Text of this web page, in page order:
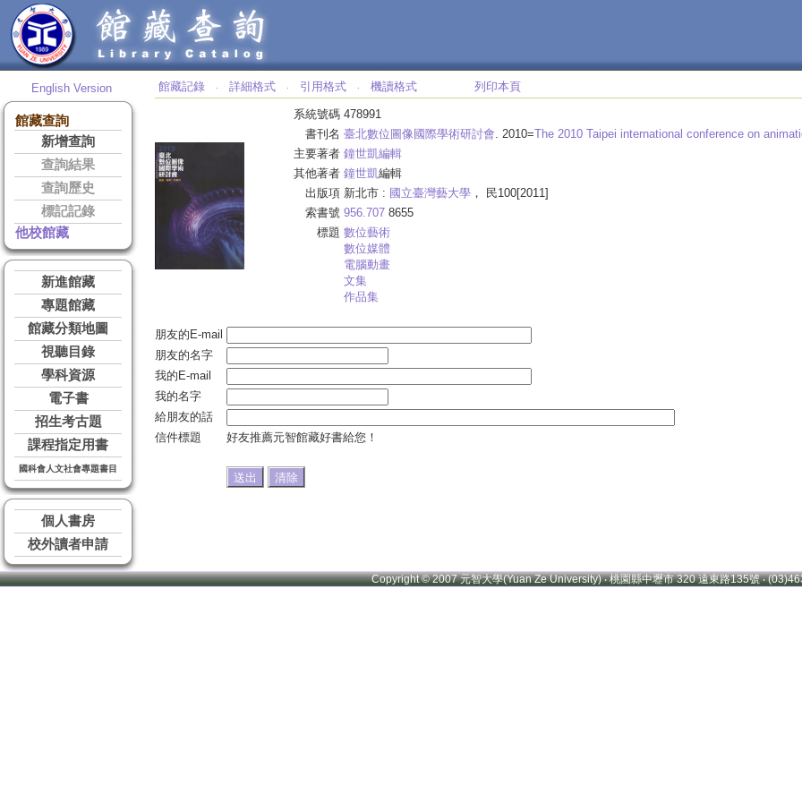
English Version
館藏查詢
新增查詢
查詢結果
查詢歷史
標記記錄
他校館藏
新進館藏
專題館藏
館藏分類地圖
視聽目錄
學科資源
電子書
招生考古題
課程指定用書
國科會人文社會專題書目
個人書房
校外讀者申請
館藏記錄 ‧ 詳細格式 ‧ 引用格式 ‧ 機讀格式 列印本頁
系統號碼 478991
書刊名 臺北數位圖像國際學術研討會. 2010=The 2010 Taipei international conference on
主要著者 鐘世凱編輯
其他著者 鐘世凱編輯
出版項 新北市 : 國立臺灣藝大學 ， 民100[2011]
索書號 956.707 8655
標題 數位藝術
數位媒體
電腦動畫
文集
作品集
朋友的E-mail
朋友的名字
我的E-mail
我的名字
給朋友的話
信件標題
好友推薦元智館藏好書給您！
Copyright © 2007 元智大學(Yuan Ze University) ‧ 桃園縣中壢市 320 遠東路135號 ‧